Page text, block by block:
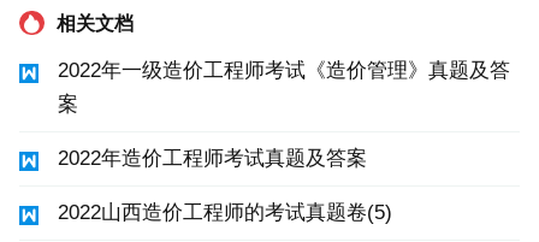
相关文档
2022年一级造价工程师考试《造价管理》真题及答
案
2022年造价工程师考试真题及答案
2022山西造价工程师的考试真题卷(5)